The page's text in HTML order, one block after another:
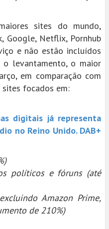
sites do mundo,
Google, Netflix, Pornhub
e não estão incluídos
o levantamento, o maior
em comparação com
focados em:
digitais já representa
no Reino Unido. DAB+
políticos e fóruns (até
Amazon Prime,
de 210%)